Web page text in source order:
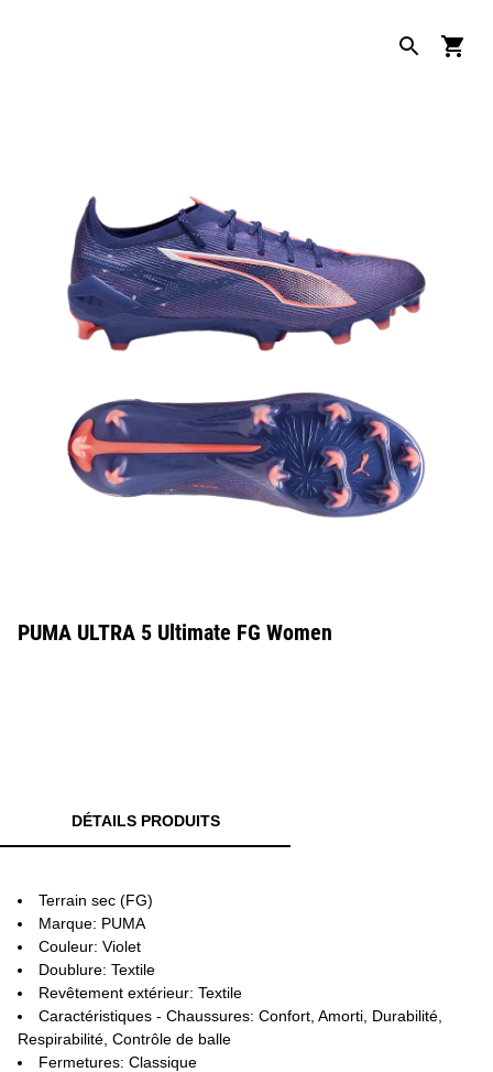
PUMA ULTRA 5 Ultimate FG Women
DÉTAILS PRODUITS
Terrain sec (FG)
Marque: PUMA
Couleur: Violet
Doublure: Textile
Revêtement extérieur: Textile
Caractéristiques - Chaussures: Confort, Amorti, Durabilité,
Respirabilité, Contrôle de balle
Fermetures: Classique